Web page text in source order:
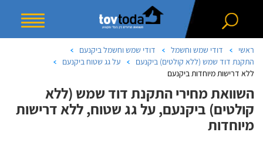
ראשי דודי שמש וחשמל
דודי שמש וחשמל ביקנעם
התקנת דוד שמש (ללא קולטים) ביקנעם
על גג שטוח ביקנעם
ללא דרישות מיוחדות ביקנעם
השוואת מחירי התקנת דוד שמש (ללא
קולטים) ביקנעם, על גג שטוח, ללא דרישות
מיוחדות